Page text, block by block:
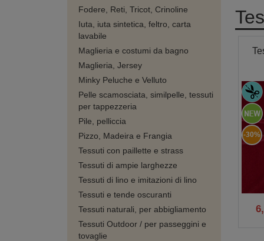
Fodere, Reti, Tricot, Crinoline
Iuta, iuta sintetica, feltro, carta
lavabile
Maglieria e costumi da bagno
Maglieria, Jersey
Minky Peluche e Velluto
Pelle scamosciata, similpelle, tessuti
per tappezzeria
Pile, pelliccia
Pizzo, Madeira e Frangia
Tessuti con paillette e strass
Tessuti di ampie larghezze
Tessuti di lino e imitazioni di lino
Tessuti e tende oscuranti
Tessuti naturali, per abbigliamento
Tessuti Outdoor / per passeggini e
tovaglie
-30%